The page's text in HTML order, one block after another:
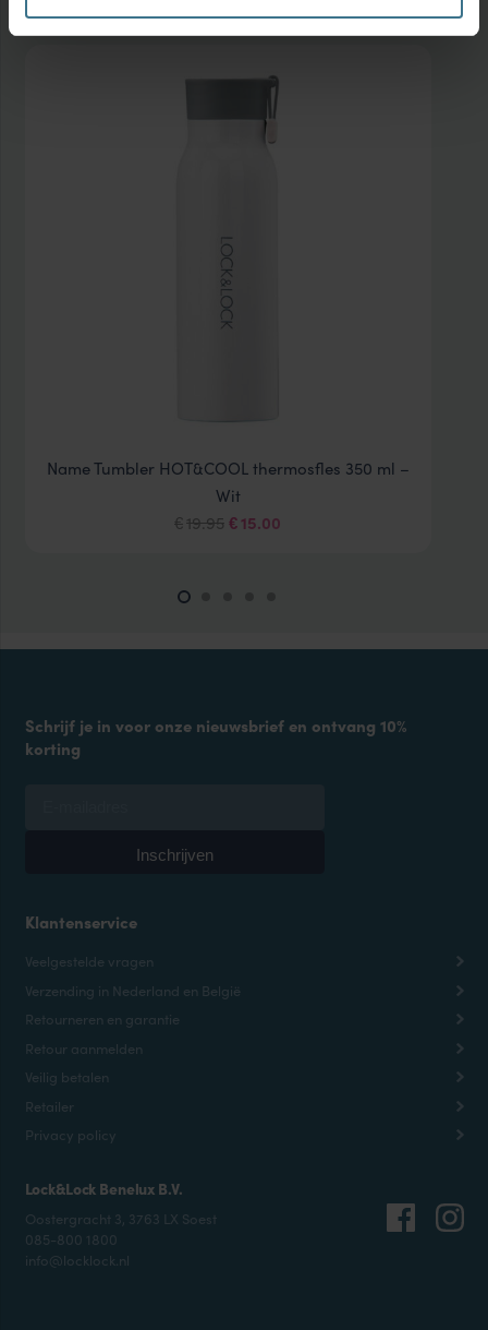
Meer van deze collectie
Name Tumbler HOT&COOL thermosfles 350 ml –
Wit
€19.95Oorspronkelijke
€15.00
Klantenservice
Veelgestelde vragen
Verzending in Nederland en België
Retourneren en garantie
Retour aanmelden
Veilig betalen
Retailer
Privacy policy
Lock&Lock Benelux B.V.
Oostergracht 3, 3763 LX Soest
085-800 1800
info@locklock.nl
Schrijf je in voor onze nieuwsbrief en ontvang 10%
korting